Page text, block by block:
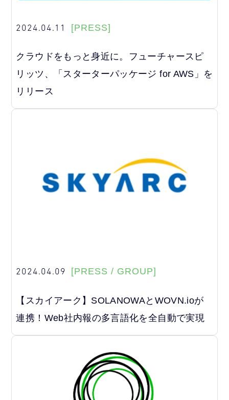
2024.04.11 [PRESS]
クラウドをもっと身近に。フューチャースピ
リッツ、「スターターパッケージ for AWS」を
リリース
2024.04.09 [PRESS / GROUP]
【スカイアーク】SOLANOWAとWOVN.ioが
連携！Web社内報の多言語化を全自動で実現